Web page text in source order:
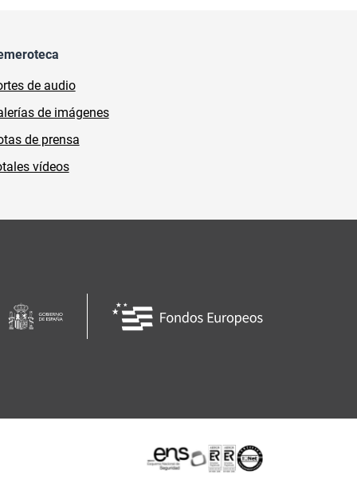
de audio
de imágenes
de prensa
vídeos
Certificaciones